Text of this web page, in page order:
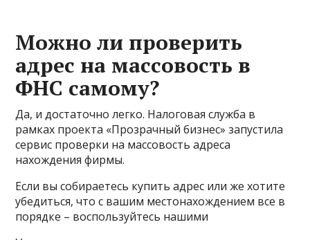
Можно ли проверить
адрес на массовость в
ФНС самому?
Да, и достаточно легко. Налоговая служба в
рамках проекта «Прозрачный бизнес» запустила
сервис проверки на массовость адреса
нахождения фирмы.
Если вы собираетесь купить адрес или же хотите
убедиться, что с вашим местонахождением все в
порядке – воспользуйтесь нашими